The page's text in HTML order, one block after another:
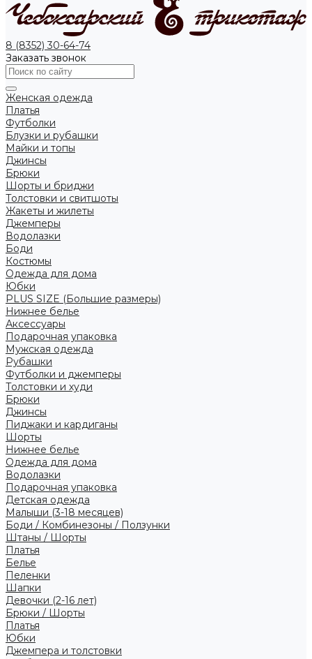
8 (8352) 30-64-74
Заказать звонок
Женская одежда
Платья
Футболки
Блузки и рубашки
Майки и топы
Джинсы
Брюки
Шорты и бриджи
Толстовки и свитшоты
Жакеты и жилеты
Джемперы
Водолазки
Боди
Костюмы
Одежда для дома
Юбки
PLUS SIZE (Большие размеры)
Нижнее белье
Аксессуары
Подарочная упаковка
Мужская одежда
Рубашки
Футболки и джемперы
Толстовки и худи
Брюки
Джинсы
Пиджаки и кардиганы
Шорты
Нижнее белье
Одежда для дома
Водолазки
Подарочная упаковка
Детская одежда
Малыши (3-18 месяцев)
Боди / Комбинезоны / Ползунки
Штаны / Шорты
Платья
Белье
Пеленки
Шапки
Девочки (2-16 лет)
Брюки / Шорты
Платья
Юбки
Джемпера и толстовки